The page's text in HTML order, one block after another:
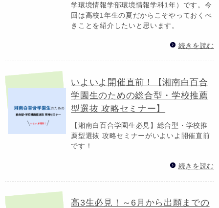
学環境情報学部環境情報学科1年）です。今
回は高校1年生の夏だからこそやっておくべ
きことを紹介したいと思います。
続きを読む
いよいよ開催直前！【湘南白百合
学園生のための総合型・学校推薦
型選抜 攻略セミナー】
【湘南白百合学園生必見】総合型・学校推
薦型選抜 攻略セミナーがいよいよ開催直前
です！
続きを読む
高3生必見！～6月から出願までの